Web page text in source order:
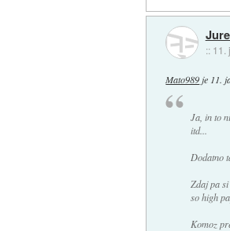
:: 11.
Mato989je 11.
Ja, in to
itd...
Dodatno
Zdaj pa
so high
Komoz